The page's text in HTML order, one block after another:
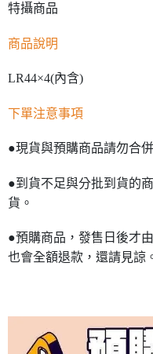
特攝商品
商品說明
LR44×4(內含)
下單注意事項
●現貨與預購商品請勿合
●到貨不足與分批到貨的
貨。
●預購商品，發售日後才
也會全額退款，還請見諒